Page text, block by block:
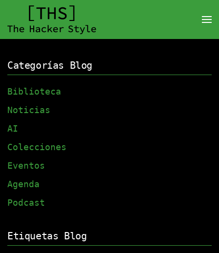
Categorías Blog
Biblioteca
Noticias
AI
Colecciones
Eventos
Agenda
Podcast
Etiquetas Blog